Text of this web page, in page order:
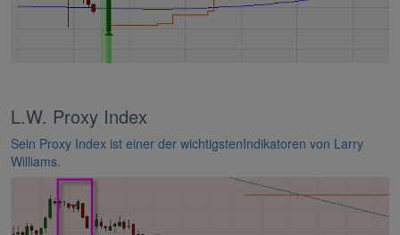
L.W. Proxy Index
Sein Proxy Index ist einer der wichtigstenIndikatoren von Larry
Williams.